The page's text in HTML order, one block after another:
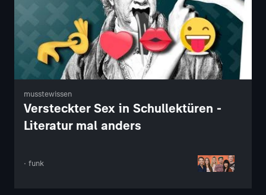
musstewissen
Versteckter Sex in Schullektüren -
Literatur mal anders
· funk